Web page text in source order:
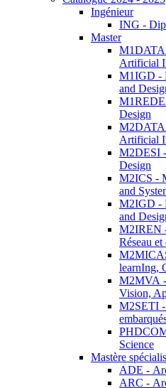
Ingénieur
ING -
Master
Artificial
M1IGD -
and
Design
Artificial
M2DESI
Design
M2ICS -
and
M2IGD -
and
M2IREN
Réseau
learnIng,
M2MVA
Vision,
M2SETI
Science
Mastère
ADE -
ARC -